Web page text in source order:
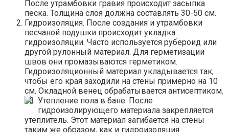
После утрамбовки гравия происходит засыпка
песка. Толщина слоя должна составлять 30-50 см.
Гидроизоляция. После создания и утрамбовки
песчаной подушки происходит укладка
гидроизоляции. Часто используется рубероид или
другой рулонный материал. Для герметизации
швов они промазываются герметиком.
Гидроизоляционный материал укладывается так,
чтобы его края заходили на стены примерно на 10
см. Окладной венец обрабатывается антисептиком.
Утепление пола в бане. После
гидроизолирующего материала закрепляется
утеплитель. Этот материал загибается на стены
таким же образом, как и гидроизоляция.